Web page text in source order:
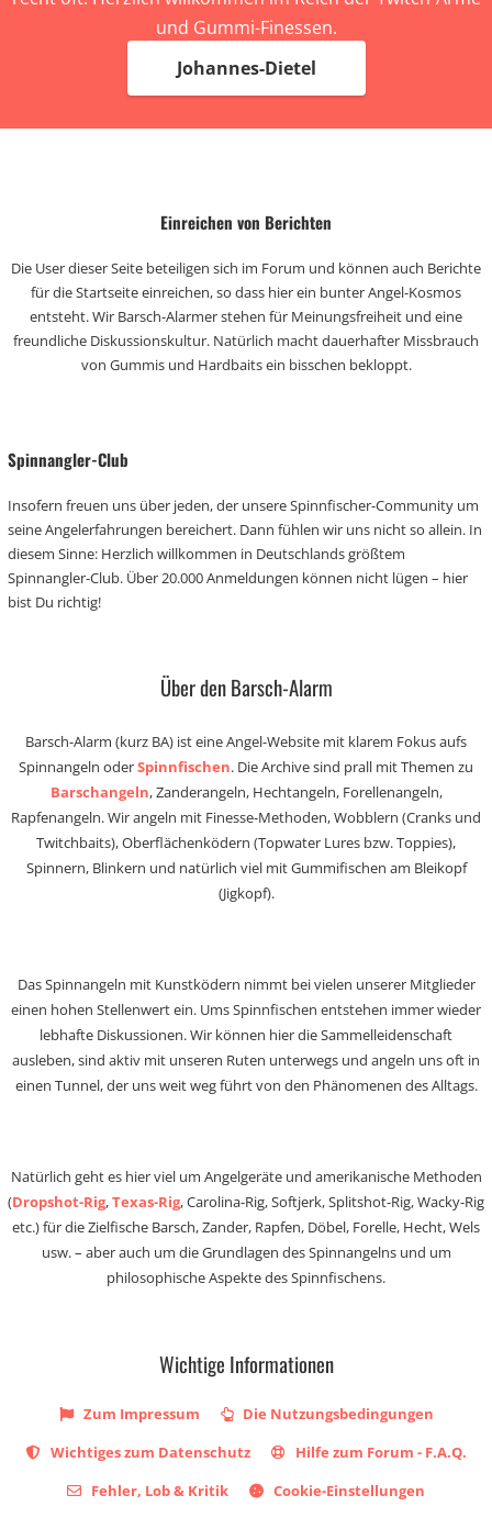
und Gummi-Finessen.
Johannes-Dietel
Einreichen von Berichten
Die User dieser Seite beteiligen sich im Forum und können auch Berichte
für die Startseite einreichen, so dass hier ein bunter Angel-Kosmos
entsteht. Wir Barsch-Alarmer stehen für Meinungsfreiheit und eine
freundliche Diskussionskultur. Natürlich macht dauerhafter Missbrauch
von Gummis und Hardbaits ein bisschen bekloppt.
Spinnangler-Club
Insofern freuen uns über jeden, der unsere Spinnfischer-Community um
seine Angelerfahrungen bereichert. Dann fühlen wir uns nicht so allein. In
diesem Sinne: Herzlich willkommen in Deutschlands größtem
Spinnangler-Club. Über 20.000 Anmeldungen können nicht lügen – hier
bist Du richtig!
Über den Barsch-Alarm
Barsch-Alarm (kurz BA) ist eine Angel-Website mit klarem Fokus aufs
Spinnangeln oderSpinnfischen. Die Archive sind prall mit Themen zu
Barschangeln, Zanderangeln, Hechtangeln, Forellenangeln,
Rapfenangeln. Wir angeln mit Finesse-Methoden, Wobblern (Cranks und
Twitchbaits), Oberflächenködern (Topwater Lures bzw. Toppies),
Spinnern, Blinkern und natürlich viel mit Gummifischen am Bleikopf
(Jigkopf).
Das Spinnangeln mit Kunstködern nimmt bei vielen unserer Mitglieder
einen hohen Stellenwert ein. Ums Spinnfischen entstehen immer wieder
lebhafte Diskussionen. Wir können hier die Sammelleidenschaft
ausleben, sind aktiv mit unseren Ruten unterwegs und angeln uns oft in
einen Tunnel, der uns weit weg führt von den Phänomenen des Alltags.
Natürlich geht es hier viel um Angelgeräte und amerikanische Methoden
(Dropshot-Rig,Texas-Rig, Carolina-Rig, Softjerk, Splitshot-Rig, Wacky-Rig
etc.) für die Zielfische Barsch, Zander, Rapfen, Döbel, Forelle, Hecht, Wels
usw. – aber auch um die Grundlagen des Spinnangelns und um
philosophische Aspekte des Spinnfischens.
Wichtige Informationen
Zum Impressum
Die Nutzungsbedingungen
Wichtiges zum Datenschutz
Hilfe zum Forum - F.A.Q.
Fehler, Lob & Kritik
Cookie-Einstellungen